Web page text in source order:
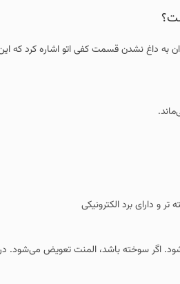
به داغ نشدن قسمت کفی اتو اشاره کرد که
اگر سوخته باشد، المنت تعویض می‌شود.